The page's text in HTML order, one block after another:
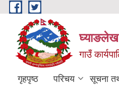
Skip to main content
घ्याङलेख
गाउँ
गृहपृष्ठ परिचय सूचना